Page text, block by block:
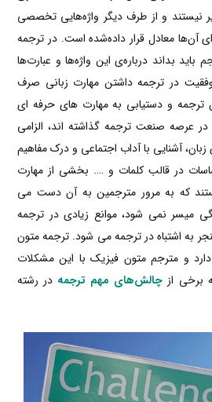
نیستند و از طرف دیگر واژه‌هایی تخصصی
آن‌ها معادل قرار داده‌شده است. در ترجمه
بداند درباره‌ی این واژه‌ها و عبارت‌ها
در ترجمه داشتن مهارت زبانی صرف
ترجمه و دستیابی به مهارت های حرفه ای
عرصه صنعت ترجمه گذاشته اند، الزامی
آشنایی با آداب اجتماعی و درک مفاهیم
در قالب کلمات و …. بخشی از مهارت
که به مرور مترجمین به آن دست می
میسر نمی شود، موانع زیادی در ترجمه
به اشتباه در ترجمه می شود. ترجمه متون
و مترجم متون فیزیک با این مشکلات
برخی از چالش‌های مهم ترجمه در رشته